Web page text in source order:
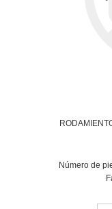
Número de